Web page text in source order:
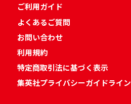
ご利用ガイド
よくあるご質問
お問い合わせ
利用規約
特定商取引法に基づく表示
集英社プライバシーガイドライン